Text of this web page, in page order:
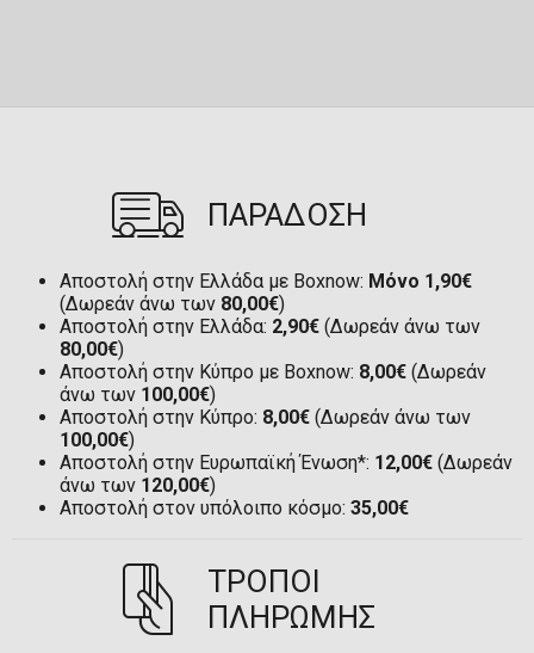
ΠΑΡΑΔΟΣΗ
Αποστολή στην Ελλάδα με Boxnow: Μόνο 1,90€
(Δωρεάν άνω των 80,00€)
Αποστολή στην Ελλάδα: 2,90€ (Δωρεάν άνω των
80,00€)
Αποστολή στην Κύπρο με Boxnow: 8,00€ (Δωρεάν
άνω των 100,00€)
Αποστολή στην Κύπρο: 8,00€ (Δωρεάν άνω των
100,00€)
Αποστολή στην Ευρωπαϊκή Ένωση*: 12,00€ (Δωρεάν
άνω των 120,00€)
Αποστολή στον υπόλοιπο κόσμο: 35,00€
ΤΡΟΠΟΙ
ΠΛΗΡΩΜΗΣ